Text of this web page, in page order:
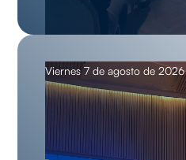
Viernes 7 de agosto de 2026